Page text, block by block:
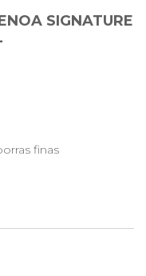
SIGNATURE
finas